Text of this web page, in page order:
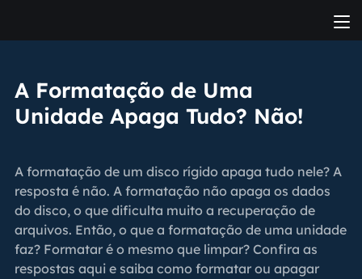
A Formatação de Uma
Unidade Apaga Tudo? Não!
A formatação de um disco rígido apaga tudo nele? A
resposta é não. A formatação não apaga os dados
do disco, o que dificulta muito a recuperação de
arquivos. Então, o que a formatação de uma unidade
faz? Formatar é o mesmo que limpar? Confira as
respostas aqui e saiba como formatar ou apagar